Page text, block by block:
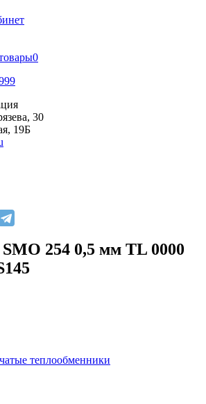
0
30
19Б
254 0,5 мм TL 0000
теплообменники